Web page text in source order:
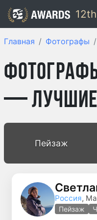
12th
Главная Фотографы
— лучшие
Пейзаж
Россия,
Пейзаж